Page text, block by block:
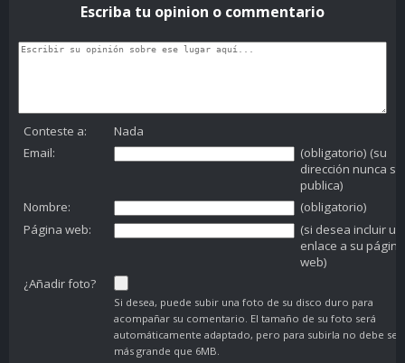
Escriba tu opinion o commentario
Conteste a:
Nada
Email:
(obligatorio) (su
dirección nunca se
publica)
Nombre:
(obligatorio)
Página web:
(si desea incluir un
enlace a su página
web)
¿Añadir foto?
Si desea, puede subir una foto de su disco duro para
acompañar su comentario. El tamaño de su foto será
automáticamente adaptado, pero para subirla no debe ser
más grande que 6MB.